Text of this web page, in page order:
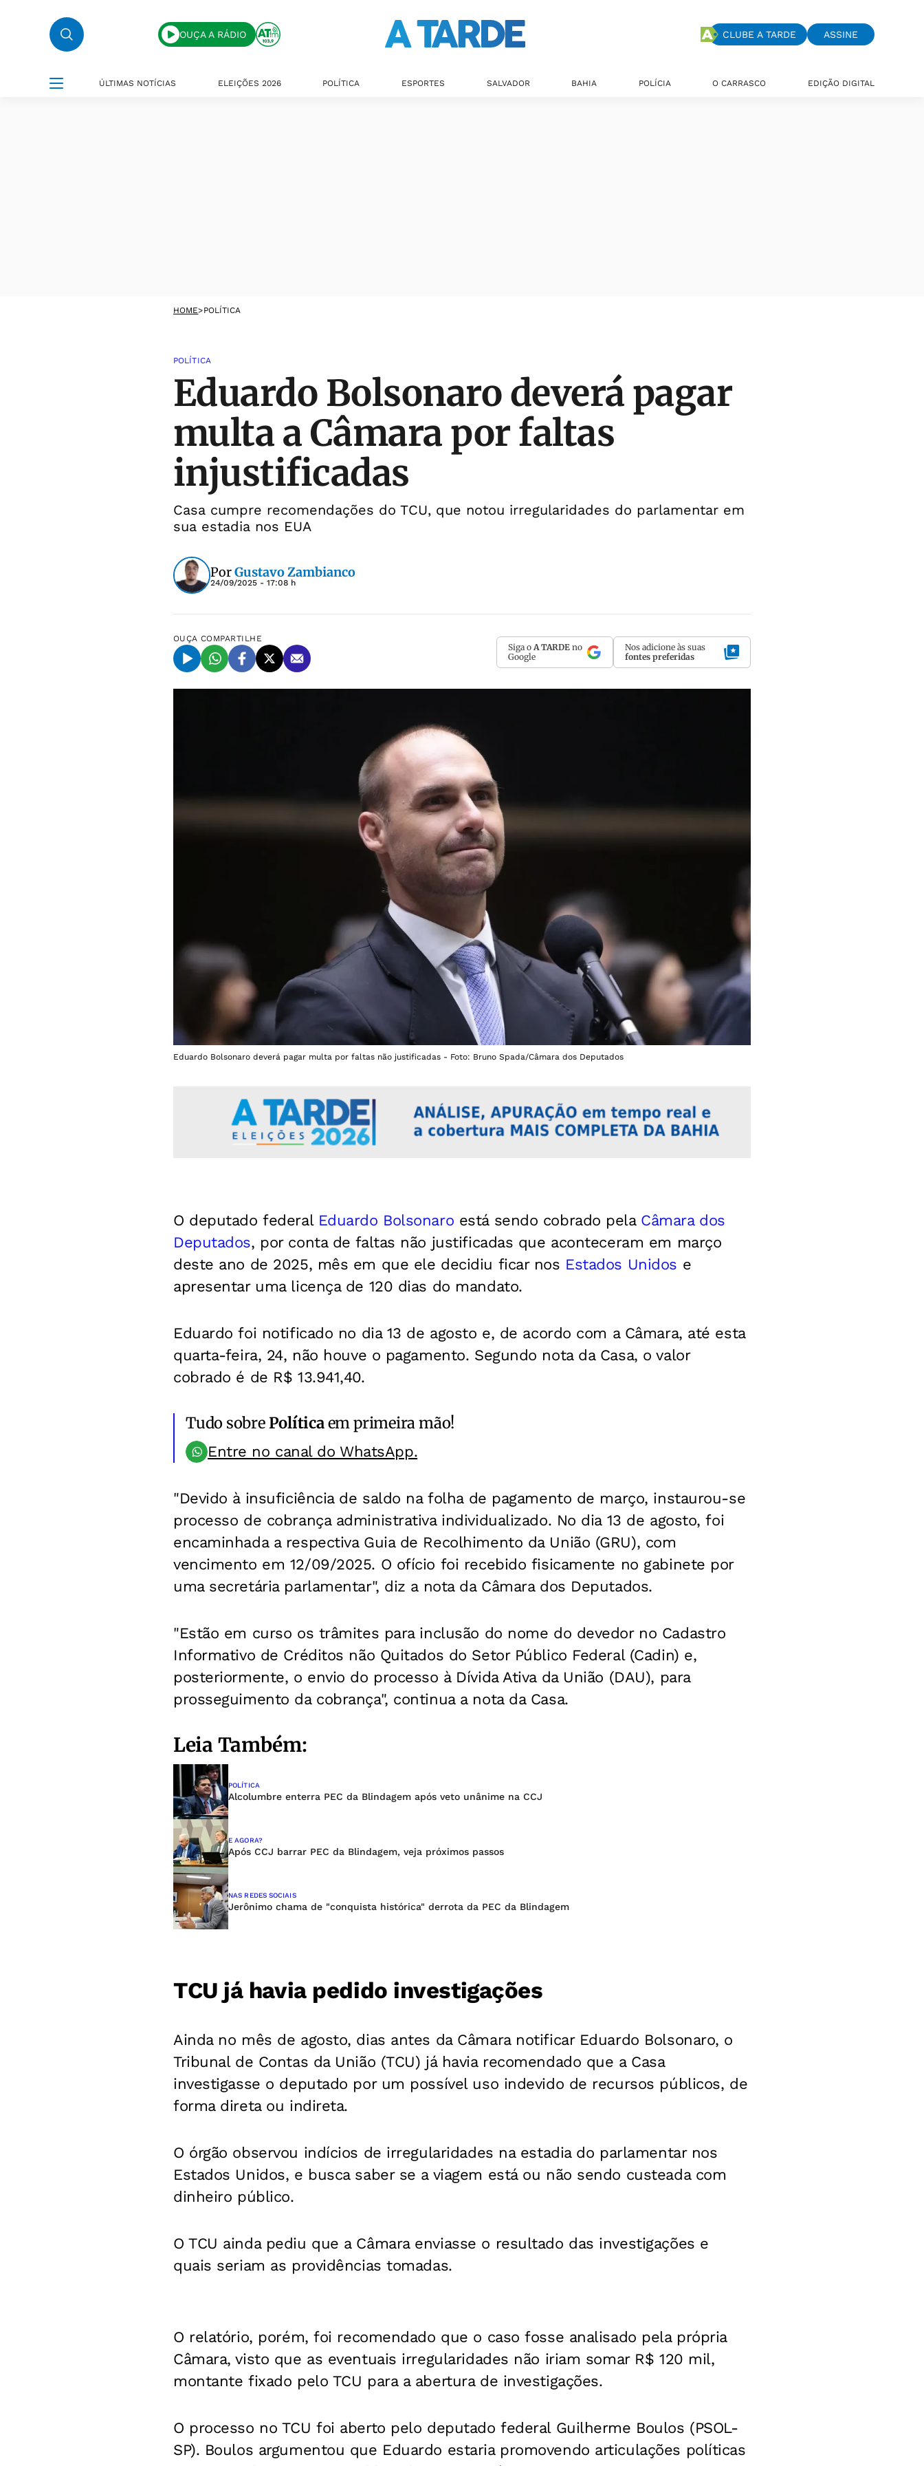
OUÇA A RÁDIO CLUBE A TARDE ASSINE
ÚLTIMAS NOTÍCIAS ELEIÇÕES 2026 POLÍTICA ESPORTES SALVADOR BAHIA POLÍCIA O CARRASCO EDIÇÃO DIGITAL
HOME>POLÍTICA
POLÍTICA
Eduardo Bolsonaro deverá pagar
multa a Câmara por faltas
injustificadas
Casa cumpre recomendações do TCU, que notou irregularidades do parlamentar em
sua estadia nos EUA
PorGustavo Zambianco
24/09/2025 - 17:08 h
OUÇA COMPARTILHE
Siga o A TARDE no
Google
Nos adicione às suas
fontes preferidas
Eduardo Bolsonaro deverá pagar multa por faltas não justificadas - Foto: Bruno Spada/Câmara dos Deputados
O deputado federal Eduardo Bolsonaro está sendo cobrado pela Câmara dos
Deputados, por conta de faltas não justificadas que aconteceram em março
deste ano de 2025, mês em que ele decidiu ficar nos Estados Unidos e
apresentar uma licença de 120 dias do mandato.
Eduardo foi notificado no dia 13 de agosto e, de acordo com a Câmara, até esta
quarta-feira, 24, não houve o pagamento. Segundo nota da Casa, o valor
cobrado é de R$ 13.941,40.
Tudo sobrePolíticaem primeira mão!
Entre no canal do WhatsApp.
"Devido à insuficiência de saldo na folha de pagamento de março, instaurou-se
processo de cobrança administrativa individualizado. No dia 13 de agosto, foi
encaminhada a respectiva Guia de Recolhimento da União (GRU), com
vencimento em 12/09/2025. O ofício foi recebido fisicamente no gabinete por
uma secretária parlamentar", diz a nota da Câmara dos Deputados.
"Estão em curso os trâmites para inclusão do nome do devedor no Cadastro
Informativo de Créditos não Quitados do Setor Público Federal (Cadin) e,
posteriormente, o envio do processo à Dívida Ativa da União (DAU), para
prosseguimento da cobrança", continua a nota da Casa.
Leia Também:
POLÍTICA
Alcolumbre enterra PEC da Blindagem após veto unânime na CCJ
E AGORA?
Após CCJ barrar PEC da Blindagem, veja próximos passos
NAS REDES SOCIAIS
Jerônimo chama de "conquista histórica" derrota da PEC da Blindagem
TCU já havia pedido investigações
Ainda no mês de agosto, dias antes da Câmara notificar Eduardo Bolsonaro, o
Tribunal de Contas da União (TCU) já havia recomendado que a Casa
investigasse o deputado por um possível uso indevido de recursos públicos, de
forma direta ou indireta.
O órgão observou indícios de irregularidades na estadia do parlamentar nos
Estados Unidos, e busca saber se a viagem está ou não sendo custeada com
dinheiro público.
O TCU ainda pediu que a Câmara enviasse o resultado das investigações e
quais seriam as providências tomadas.
O relatório, porém, foi recomendado que o caso fosse analisado pela própria
Câmara, visto que as eventuais irregularidades não iriam somar R$ 120 mil,
montante fixado pelo TCU para a abertura de investigações.
O processo no TCU foi aberto pelo deputado federal Guilherme Boulos (PSOL-
SP). Boulos argumentou que Eduardo estaria promovendo articulações políticas